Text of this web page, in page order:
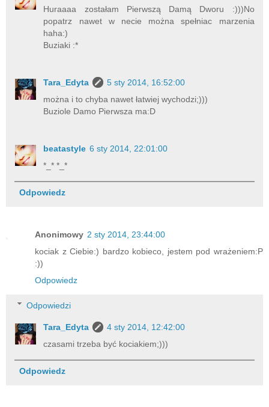
Huraaaa zostałam Pierwszą Damą Dworu :)))No
popatrz nawet w necie można spełniac marzenia
haha:)
Buziaki :*
Tara_Edyta
5 sty 2014, 16:52:00
można i to chyba nawet łatwiej wychodzi;)))
Buziole Damo Pierwsza ma:D
beatastyle 6 sty 2014, 22:01:00
*_* *_*
Odpowiedz
Anonimowy 2 sty 2014, 23:44:00
kociak z Ciebie:) bardzo kobieco, jestem pod wrażeniem:P
:))
Odpowiedz
Odpowiedzi
Tara_Edyta
4 sty 2014, 12:42:00
czasami trzeba być kociakiem;)))
Odpowiedz